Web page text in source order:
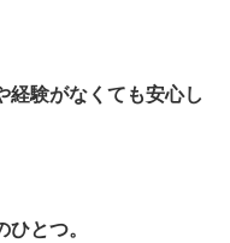
経験がなくても安心し
とつ。